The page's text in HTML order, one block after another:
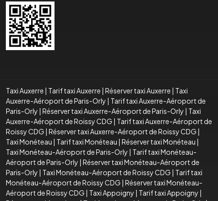
Taxi Auxerre | Tarif taxi Auxerre | Réserver taxi Auxerre | Taxi
Auxerre-Aéroport de Paris-Orly | Tarif taxi Auxerre-Aéroport de
Paris-Orly | Réserver taxi Auxerre-Aéroport de Paris-Orly | Taxi
Auxerre-Aéroport de Roissy CDG | Tarif taxi Auxerre-Aéroport de
Roissy CDG | Réserver taxi Auxerre-Aéroport de Roissy CDG |
Taxi Monéteau | Tarif taxi Monéteau | Réserver taxi Monéteau |
Taxi Monéteau-Aéroport de Paris-Orly | Tarif taxi Monéteau-
Aéroport de Paris-Orly | Réserver taxi Monéteau-Aéroport de
Paris-Orly | Taxi Monéteau-Aéroport de Roissy CDG | Tarif taxi
Monéteau-Aéroport de Roissy CDG | Réserver taxi Monéteau-
Aéroport de Roissy CDG | Taxi Appoigny | Tarif taxi Appoigny |